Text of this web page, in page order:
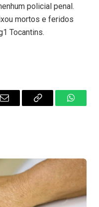
policial penal.
mortos e feridos
Tocantins.
Email
Copy